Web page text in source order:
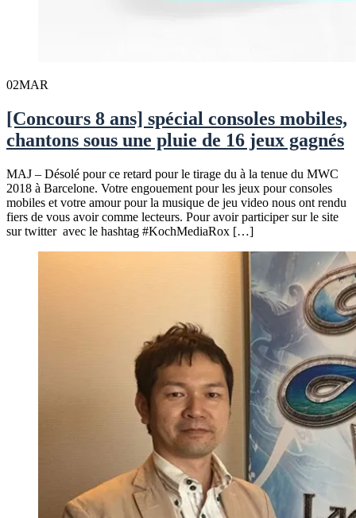
02MAR
[Concours 8 ans] spécial consoles mobiles,
chantons sous une pluie de 16 jeux gagnés
MAJ – Désolé pour ce retard pour le tirage du à la tenue du MWC
2018 à Barcelone. Votre engouement pour les jeux pour consoles
mobiles et votre amour pour la musique de jeu video nous ont rendu
fiers de vous avoir comme lecteurs. Pour avoir participer sur le site
sur twitter avec le hashtag #KochMediaRox […]